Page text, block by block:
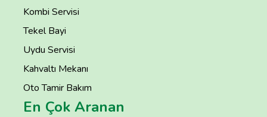
Kombi Servisi
Tekel Bayi
Uydu Servisi
Kahvaltı Mekanı
Oto Tamir Bakım
En Çok Aranan